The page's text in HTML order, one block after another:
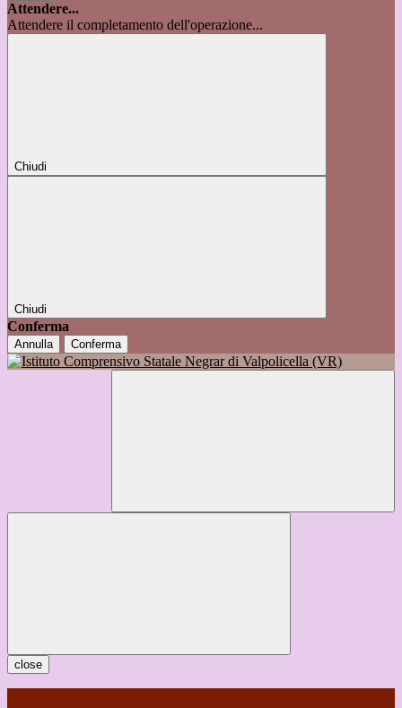
Attendere...
Attendere il completamento dell'operazione...
Chiudi
Chiudi
Conferma
Annulla Conferma
close